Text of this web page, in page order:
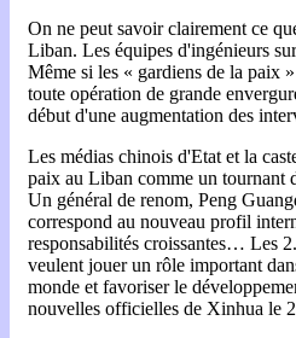
On ne peut savoir clairement ce
Liban. Les équipes d'ingénieurs
Même si les « gardiens de la paix
toute opération de grande
début d'une augmentation des
Les médias chinois d'Etat et la
paix au Liban comme un tournant
Un général de renom, Peng
correspond au nouveau profil
responsabilités croissantes… Les
veulent jouer un rôle important
monde et favoriser le
nouvelles officielles de Xinhua le